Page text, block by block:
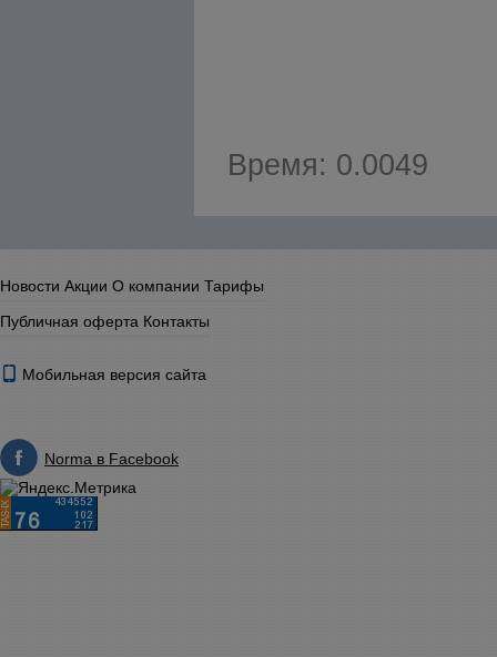
Время: 0.0049
Новости Акции О компании Тарифы
Публичная оферта Контакты
Мобильная версия сайта
Norma в Facebook